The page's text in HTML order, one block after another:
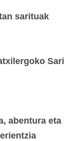
sarituak
Sari
abentura eta